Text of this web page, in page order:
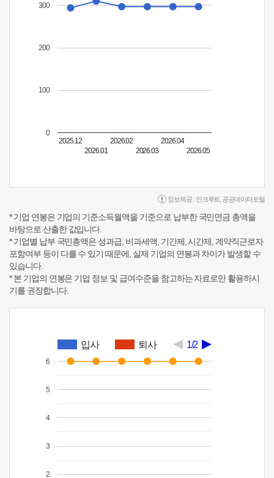
2025.12
2026.01
2026.02
2026.03
2026.04
2026.05
0
100
200
300
정보제공 : 인크루트 공공데이터포털
* 기업 연봉은 기업의 기준소득월액을 기준으로 납부한 국민연금 총액을
바탕으로 산출한 값입니다.
* 기업별 납부 국민총액은 성과급, 비과세액, 기간제, 시간제, 계약직근로자
포함여부 등이 다를 수 있기 때문에, 실제 기업의 연봉과 차이가 발생할 수
있습니다.
* 본 기업의 연봉은 기업 정보 및 급여수준을 참고하는 자료로만 활용하시
기를 권장합니다.
입사 퇴사 1/2
2
3
4
5
6